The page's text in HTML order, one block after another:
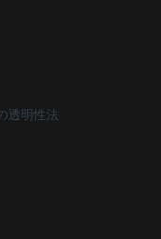
透明性法